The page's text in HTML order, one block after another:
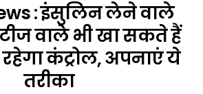
: इंसुलिन लेने वाले
वाले भी खा सकते हैं
कंट्रोल, अपनाएं ये
तरीका